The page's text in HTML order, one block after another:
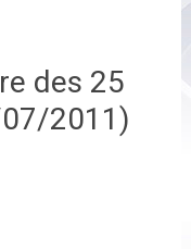
des 25
2011)